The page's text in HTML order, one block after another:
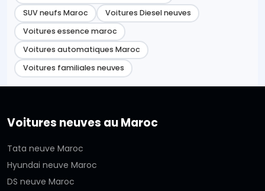
SUV neufs Maroc
Voitures Diesel neuves
Voitures essence maroc
Voitures automatiques Maroc
Voitures familiales neuves
Voitures neuves au Maroc
Tata neuve Maroc
Hyundai neuve Maroc
DS neuve Maroc